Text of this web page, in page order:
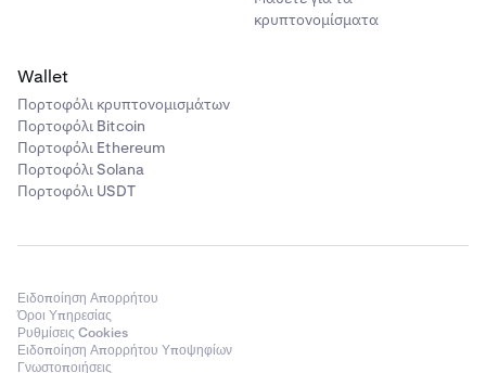
κρυπτονομίσματα
Wallet
Πορτοφόλι κρυπτονομισμάτων
Πορτοφόλι Bitcoin
Πορτοφόλι Ethereum
Πορτοφόλι Solana
Πορτοφόλι USDT
Ειδοποίηση Απορρήτου
Όροι Υπηρεσίας
Ρυθμίσεις Cookies
Ειδοποίηση Απορρήτου Υποψηφίων
Γνωστοποιήσεις